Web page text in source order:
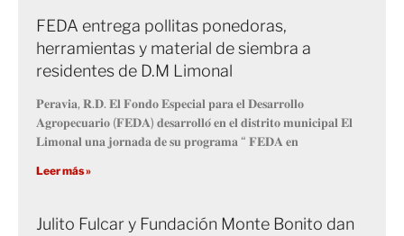
FEDA entrega pollitas ponedoras,
herramientas y material de siembra a
residentes de D.M Limonal
𝐏𝐞𝐫𝐚𝐯𝐢𝐚, 𝐑.𝐃. 𝐄𝐥 𝐅𝐨𝐧𝐝𝐨 𝐄𝐬𝐩𝐞𝐜𝐢𝐚𝐥 𝐩𝐚𝐫𝐚 𝐞𝐥 𝐃𝐞𝐬𝐚𝐫𝐫𝐨𝐥𝐥𝐨
𝐀𝐠𝐫𝐨𝐩𝐞𝐜𝐮𝐚𝐫𝐢𝐨 (𝐅𝐄𝐃𝐀) 𝐝𝐞𝐬𝐚𝐫𝐫𝐨𝐥𝐥𝐨́ 𝐞𝐧 𝐞𝐥 𝐝𝐢𝐬𝐭𝐫𝐢𝐭𝐨 𝐦𝐮𝐧𝐢𝐜𝐢𝐩𝐚𝐥 𝐄𝐥
𝐋𝐢𝐦𝐨𝐧𝐚𝐥 𝐮𝐧𝐚 𝐣𝐨𝐫𝐧𝐚𝐝𝐚 𝐝𝐞 𝐬𝐮 𝐩𝐫𝐨𝐠𝐫𝐚𝐦𝐚 “ 𝐅𝐄𝐃𝐀 𝐞𝐧
Leer más »
Julito Fulcar y Fundación Monte Bonito dan